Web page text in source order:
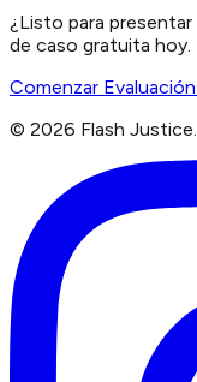
¿Listo para
de caso gratuita hoy.
Comenzar
© 2026 Flash Justice.